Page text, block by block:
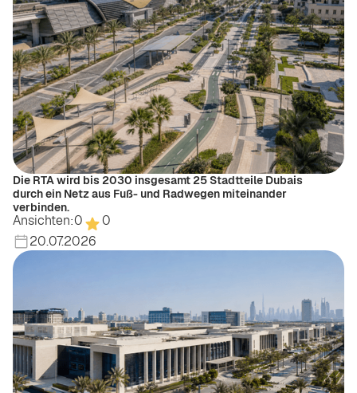
Die RTA wird bis 2030 insgesamt 25 Stadtteile Dubais
durch ein Netz aus Fuß- und Radwegen miteinander
verbinden.
Ansichten:0
0
20.07.2026